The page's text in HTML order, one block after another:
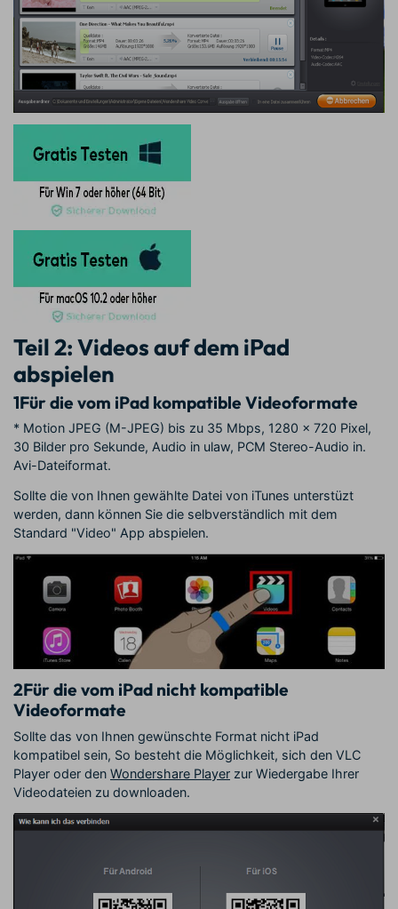
Teil 2: Videos auf dem iPad
abspielen
1Für die vom iPad kompatible Videoformate
* Motion JPEG (M-JPEG) bis zu 35 Mbps, 1280 x 720 Pixel,
30 Bilder pro Sekunde, Audio in ulaw, PCM Stereo-Audio in.
Avi-Dateiformat.
Sollte die von Ihnen gewählte Datei von iTunes unterstüzt
werden, dann können Sie die selbverständlich mit dem
Standard "Video" App abspielen.
2Für die vom iPad nicht kompatible
Videoformate
Sollte das von Ihnen gewünschte Format nicht iPad
kompatibel sein, So besteht die Möglichkeit, sich den VLC
Player oder den Wondershare Player zur Wiedergabe Ihrer
Videodateien zu downloaden.